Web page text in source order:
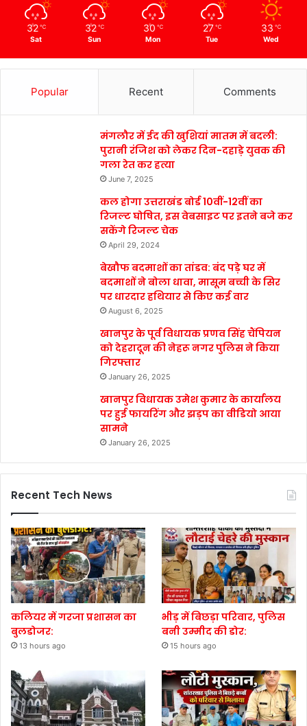
32 ℃
Sat
32 ℃
Sun
30 ℃
Mon
27 ℃
Tue
33 ℃
Wed
Popular Recent Comments
मंगलौर में ईद की खुशियां मातम में बदली:
पुरानी रंजिश को लेकर दिन-दहाड़े युवक की
गला रेत कर हत्या
June 7, 2025
कल होगा उत्तराखंड बोर्ड 10वीं-12वीं का
रिजल्ट घोषित, इस वेबसाइट पर इतने बजे कर
सकेंगे रिजल्ट चेक
April 29, 2024
बेखौफ बदमाशों का तांडव: बंद पड़े घर में
बदमाशों ने बोला धावा, मासूम बच्ची के सिर
पर धारदार हथियार से किए कई वार
August 6, 2025
खानपुर के पूर्व विधायक प्रणव सिंह चैंपियन
को देहरादून की नेहरू नगर पुलिस ने किया
गिरफ्तार
January 26, 2025
खानपुर विधायक उमेश कुमार के कार्यालय
पर हुई फायरिंग और झड़प का वीडियो आया
सामने
January 26, 2025
Recent Tech News
कलियर में गरजा प्रशासन का
बुलडोजर:
13 hours ago
भीड़ में बिछड़ा परिवार, पुलिस
बनी उम्मीद की डोर:
15 hours ago